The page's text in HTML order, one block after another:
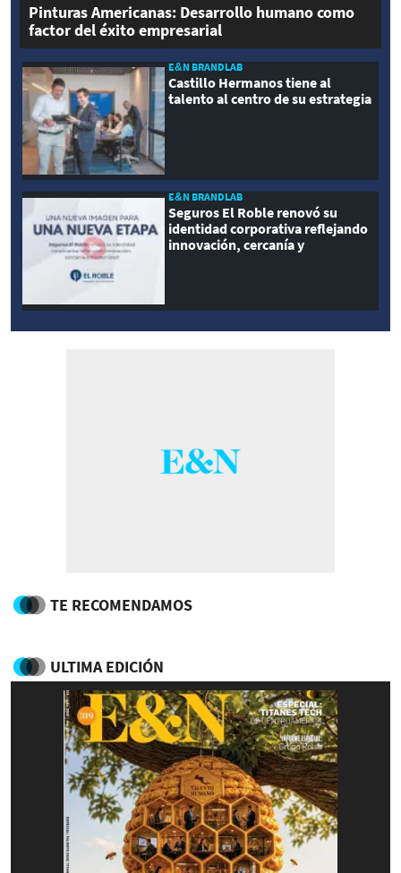
Pinturas Americanas: Desarrollo humano como
factor del éxito empresarial
E&N BRANDLAB
Castillo Hermanos tiene al
talento al centro de su estrategia
E&N BRANDLAB
Seguros El Roble renovó su
identidad corporativa reflejando
innovación, cercanía y
TE RECOMENDAMOS
ULTIMA EDICIÓN